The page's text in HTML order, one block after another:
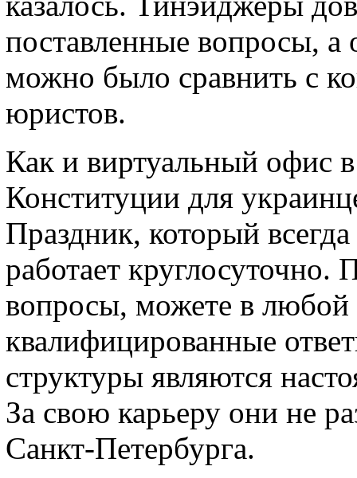
поставленные вопросы, а
можно было сравнить с
юристов.
Как и виртуальный офис
Конституции для
Праздник, который
работает круглосуточно.
вопросы, можете в
квалифицированные
структуры являются
За свою карьеру они не
Санкт-Петербурга.